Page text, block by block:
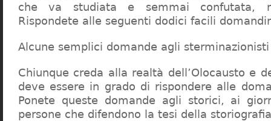
che va studiata e semmai confutata,
Rispondete alle seguenti dodici facili
Alcune semplici domande agli sterminazionisti
Chiunque creda alla realtà dell’Olocausto e
deve essere in grado di rispondere alle
Ponete queste domande agli storici, ai
persone che difendono la tesi della